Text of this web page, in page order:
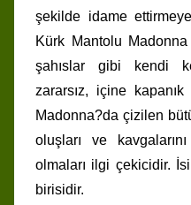
şekilde idame
Kürk Mantolu
şahıslar gibi kendi
zararsız, içine
Madonna?da çizilen
oluşları ve
olmaları ilgi çekicidir.
birisidir.